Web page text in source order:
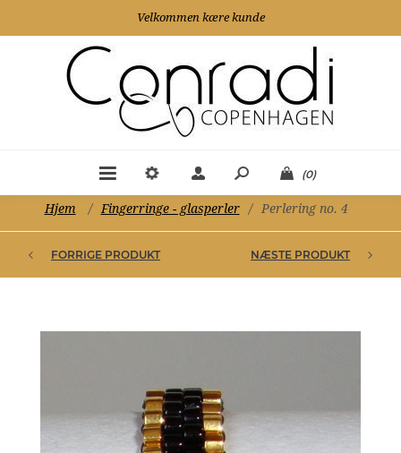
Velkommen kære kunde
(0)
Hjem / Fingerringe - glasperler / Perlering no. 4
FORRIGE PRODUKT NÆSTE PRODUKT